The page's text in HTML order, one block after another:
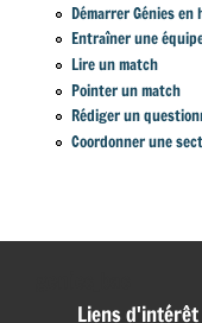
Démarrer Génies
Entraîner une
Lire un match
Pointer un match
Rédiger un
Coordonner une
Liens d'intérêt